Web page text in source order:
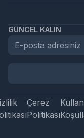
GÜNCEL KALIN
Çerez
Politikası